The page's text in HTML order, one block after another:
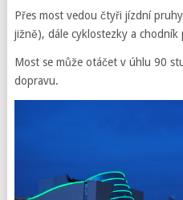
Přes most vedou čtyři jízdní
jižně), dále cyklostezky a chodník
Most se může otáčet v úhlu 90
dopravu.